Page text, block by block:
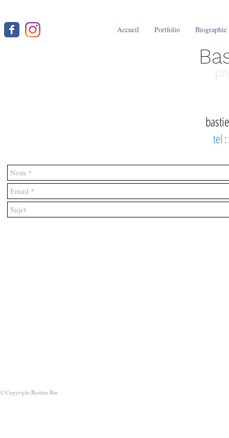
Accueil Portfolio Biographie
tel
© Copyright Bastien Riu